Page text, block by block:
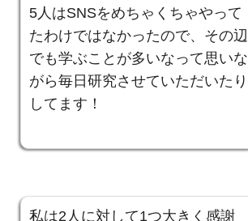
5人はSNSをめちゃくちゃやって
たわけではなかったので、その辺
でも学ぶことが多いなって思いな
がら毎日研究させていただいたり
してます！
私は2人に対して1つ大きく感謝